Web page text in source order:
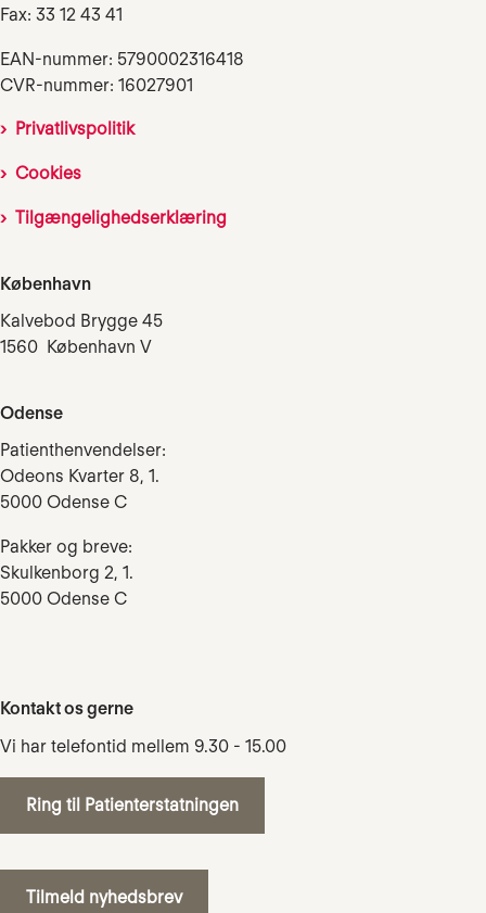
Fax: 33 12 43 41
EAN-nummer: 5790002316418
CVR-nummer: 16027901
Privatlivspolitik
Cookies
Tilgængelighedserklæring
København
Kalvebod Brygge 45
1560 København V
Odense
Patienthenvendelser:
Odeons Kvarter 8, 1.
5000 Odense C
Pakker og breve:
Skulkenborg 2, 1.
5000 Odense C
Kontakt os gerne
Vi har telefontid mellem 9.30 - 15.00
Ring til Patienterstatningen
Tilmeld nyhedsbrev